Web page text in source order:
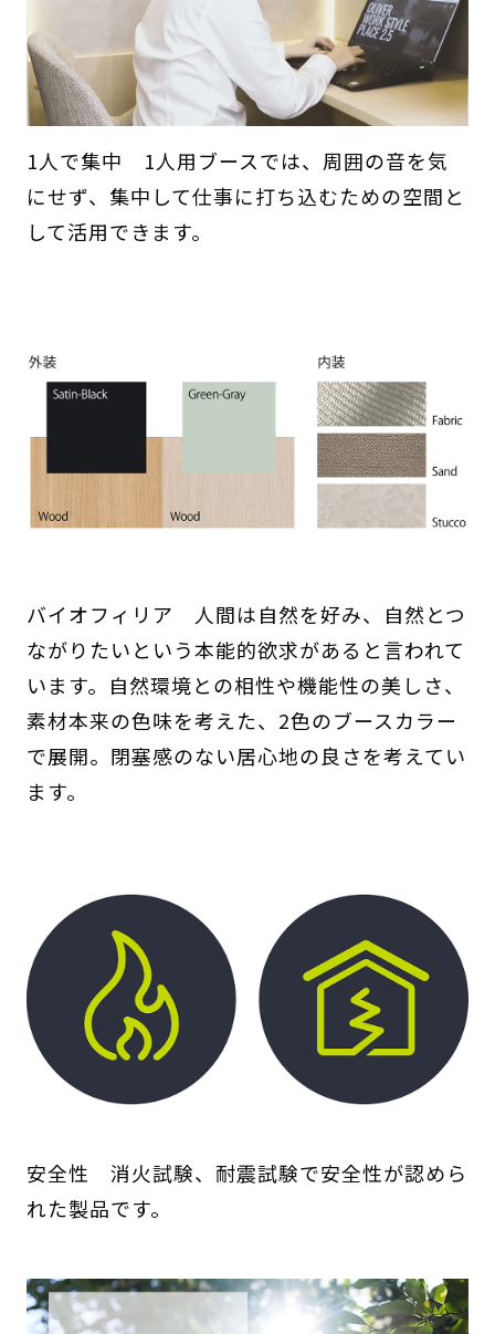
1人で集中 1人用ブースでは、周囲の音を気
にせず、集中して仕事に打ち込むための空間と
して活用できます。
バイオフィリア 人間は自然を好み、自然とつ
ながりたいという本能的欲求があると言われて
います。自然環境との相性や機能性の美しさ、
素材本来の色味を考えた、2色のブースカラー
で展開。閉塞感のない居心地の良さを考えてい
ます。
安全性 消火試験、耐震試験で安全性が認めら
れた製品です。